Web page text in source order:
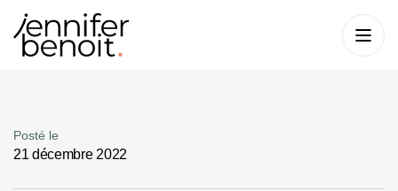
Posté le
21 décembre 2022